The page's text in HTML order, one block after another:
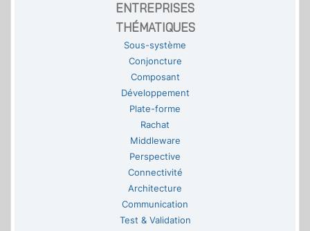
ENTREPRISES
THÉMATIQUES
Sous-système
Conjoncture
Composant
Développement
Plate-forme
Rachat
Middleware
Perspective
Connectivité
Architecture
Communication
Test & Validation